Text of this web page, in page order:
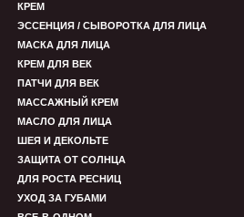
КРЕМ
ЭССЕНЦИЯ / СЫВОРОТКА ДЛЯ ЛИЦА
МАСКА ДЛЯ ЛИЦА
КРЕМ ДЛЯ ВЕК
ПАТЧИ ДЛЯ ВЕК
МАССАЖНЫЙ КРЕМ
МАСЛО ДЛЯ ЛИЦА
ШЕЯ И ДЕКОЛЬТЕ
ЗАЩИТА ОТ СОЛНЦА
ДЛЯ РОСТА РЕСНИЦ
УХОД ЗА ГУБАМИ